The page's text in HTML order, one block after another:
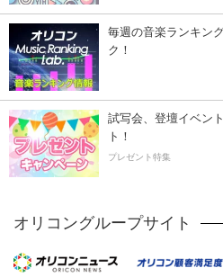
毎週の音楽ランキン
ク！
試写会、登壇イベン
ト！
プレゼント特集
オリコングループサイト